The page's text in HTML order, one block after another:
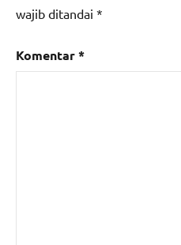
wajib ditandai *
Komentar*